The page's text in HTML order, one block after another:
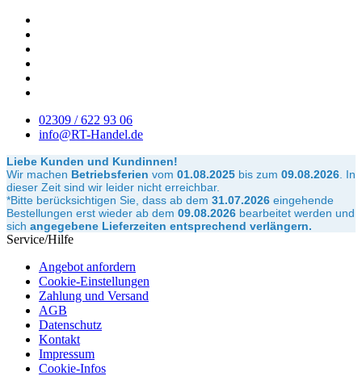
02309 / 622 93 06
info@RT-Handel.de
Liebe Kunden und Kundinnen!
Wir machen Betriebsferien vom 01.08.2025 bis zum 09.08.2026 In
dieser Zeit sind wir leider nicht erreichbar.
*Bitte berücksichtigen Sie, dass ab dem 31.07.2026 eingehende
Bestellungen erst wieder ab dem 09.08.2026 bearbeitet werden und
sich angegebene Lieferzeiten entsprechend verlängern.
Service/Hilfe
Angebot anfordern
Cookie-Einstellungen
Zahlung und Versand
AGB
Datenschutz
Kontakt
Impressum
Cookie-Infos